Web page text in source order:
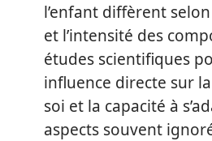
l’enfant diffèrent
et l’intensité des
études scientifiques
influence directe sur
soi et la capacité à
aspects souvent